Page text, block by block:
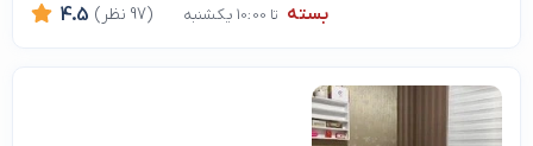
بسته تا 10:00 یکشنبه 4.5 (97 نظر)